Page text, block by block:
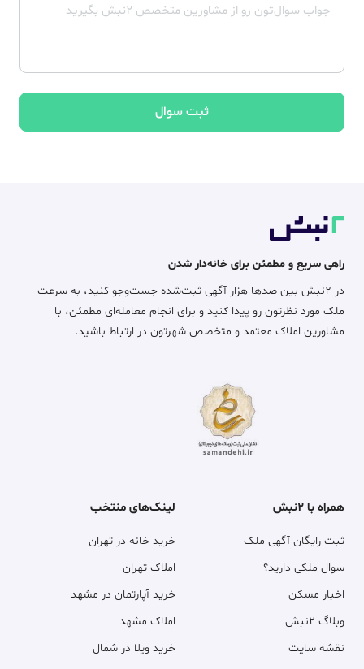
ثبت سوال
راهی سریع و مطمئن برای خانه‌دار شدن
در ۲نبش بین صدها هزار آگهی ثبت‌شده جست‌وجو کنید، به سرعت
ملک مورد نظرتون رو پیدا کنید و برای انجام معامله‌ای مطمئن، با
مشاورین املاک معتمد و متخصص شهرتون در ارتباط باشید.
همراه با ۲نبش
ثبت رایگان آگهی ملک
سوال ملکی دارید؟
اخبار مسکن
وبلاگ ۲نبش
نقشه سایت
لینک‌های منتخب
خرید خانه در تهران
املاک تهران
خرید آپارتمان در مشهد
املاک مشهد
خرید ویلا در شمال